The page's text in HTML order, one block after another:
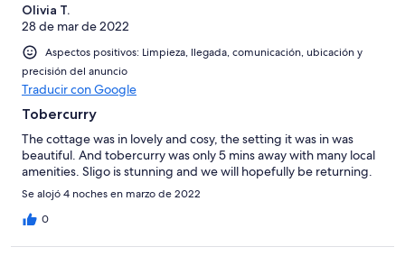
Olivia T.
28 de mar de 2022
Aspectos positivos: Limpieza, llegada, comunicación, ubicación y
precisión del anuncio
Traducir con Google
Tobercurry
The cottage was in lovely and cosy, the setting it was in was
beautiful. And tobercurry was only 5 mins away with many local
amenities. Sligo is stunning and we will hopefully be returning.
Se alojó 4 noches en marzo de 2022
0